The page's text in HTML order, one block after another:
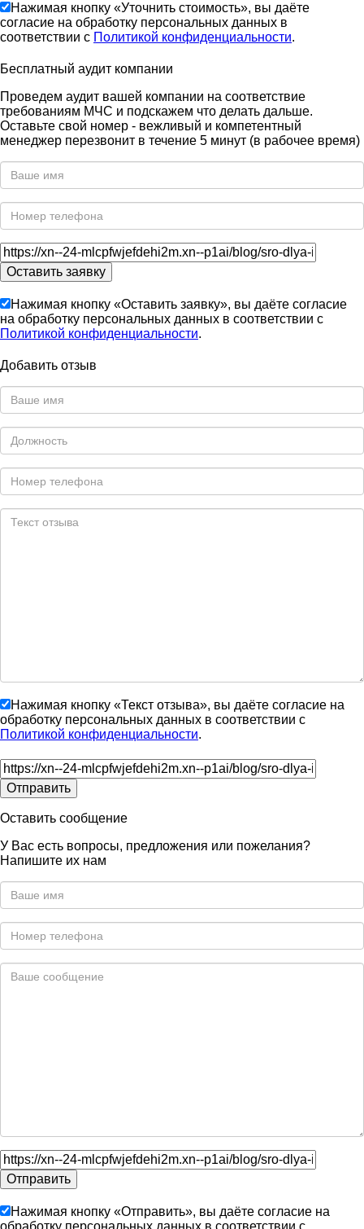
Нажимая кнопку «Уточнить стоимость», вы даёте
согласие на обработку персональных данных в
соответствии с Политикой конфиденциальности.
Бесплатный аудит компании
Проведем аудит вашей компании на соответствие
требованиям МЧС и подскажем что делать дальше.
Оставьте свой номер - вежливый и компетентный
менеджер перезвонит в течение 5 минут (в рабочее время)
Нажимая кнопку «Оставить заявку», вы даёте согласие
на обработку персональных данных в соответствии с
Политикой конфиденциальности.
Добавить отзыв
Нажимая кнопку «Текст отзыва», вы даёте согласие на
обработку персональных данных в соответствии с
Политикой конфиденциальности.
Оставить сообщение
У Вас есть вопросы, предложения или пожелания?
Напишите их нам
Нажимая кнопку «Отправить», вы даёте согласие на